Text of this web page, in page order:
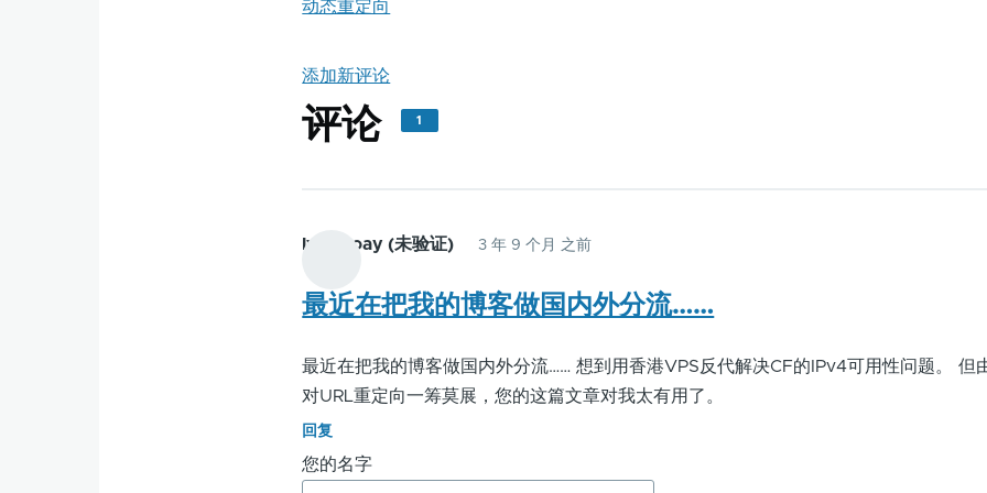
动态重定向
添加新评论
评论 1
lybwroay (未验证) 3 年 9 个月 之前
最近在把我的博客做国内外分流……
最近在把我的博客做国内外分流…… 想到用香港VPS反代解决CF的IPv4可用性问题。 但
对URL重定向一筹莫展，您的这篇文章对我太有用了。
回复
您的名字